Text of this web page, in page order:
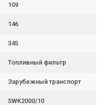
109
146
345
Топливный фильтр
Зарубежный транспорт
SWK2000/10